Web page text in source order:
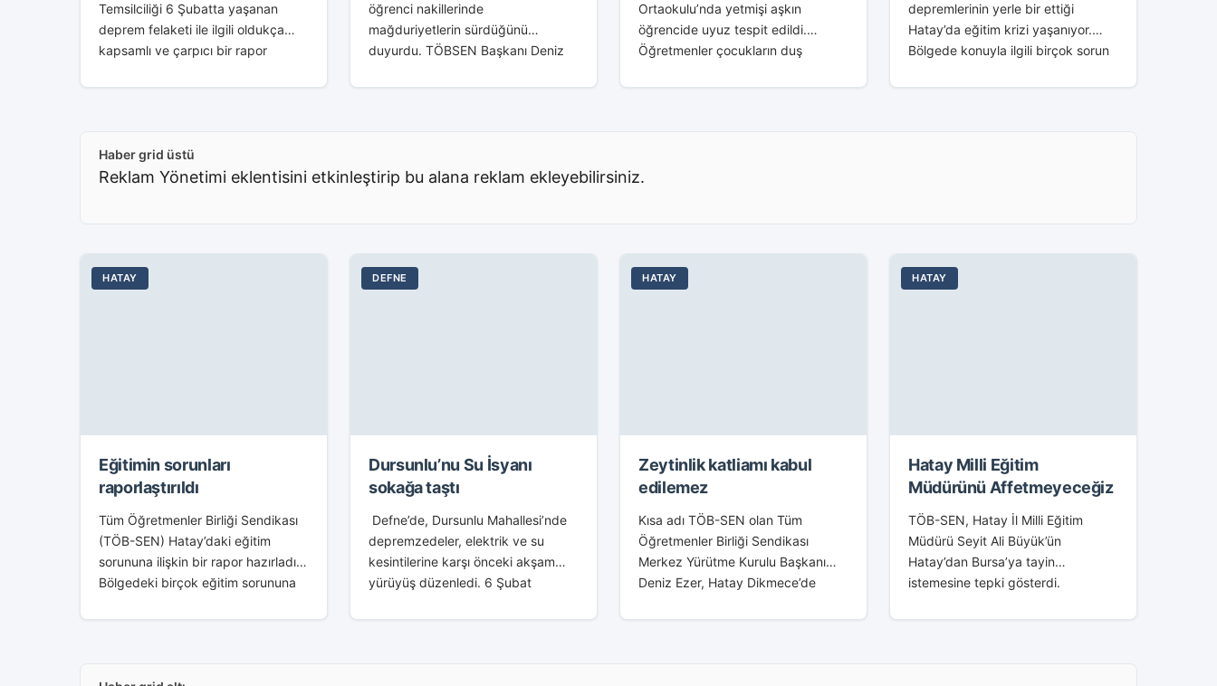
Temsilciliği 6 Şubatta yaşanan
deprem felaketi ile ilgili oldukça
kapsamlı ve çarpıcı bir rapor
Temsilcisi Av. Bülent Akbay
öğrenci nakillerinde
mağduriyetlerin sürdüğünü
duyurdu. TÖBSEN Başkanı Deniz
Depremden 9 ay geçmesine
düzelmeden bahsedilemeyeceğinin
Ortaokulu’nda yetmişi aşkın
öğrencide uyuz tespit edildi.
Öğretmenler çocukların duş
su akmadığını söyledi. Ovakent
Ortaokulu’nda okuyan yetmişi
depremlerinin yerle bir ettiği
Hatay’da eğitim krizi yaşanıyor.
Bölgede konuyla ilgili birçok sorun
eğitim gördüğü okullarda tadilat
gazetesinin ulaştığı görüntüler
Haber grid üstü
Reklam Yönetimi eklentisini etkinleştirip bu alana reklam ekleyebilirsiniz.
HATAY
Eğitimin sorunları
raporlaştırıldı
Tüm Öğretmenler Birliği Sendikası
(TÖB-SEN) Hatay’daki eğitim
sorununa ilişkin bir rapor hazırladı.
Bölgedeki birçok eğitim sorununa
öğretmenlerin barınma
aldı. Raporun konuyla ilgili...
DEFNE
Dursunlu’nu Su İsyanı
sokağa taştı
Defne’de, Dursunlu Mahallesi’nde
depremzedeler, elektrik ve su
kesintilerine karşı önceki akşam
yürüyüş düzenledi. 6 Şubat
sorununun çözülmediğini, sık sık
yaşandığını belirterek soruna...
HATAY
Zeytinlik katliamı kabul
edilemez
Kısa adı TÖB-SEN olan Tüm
Öğretmenler Birliği Sendikası
Merkez Yürütme Kurulu Başkanı
Deniz Ezer, Hatay Dikmece’de
katliamının kabul edilemeyeceğini
adına yaptığı...
HATAY
Hatay Milli Eğitim
Müdürünü Affetmeyeceğiz
TÖB-SEN, Hatay İl Milli Eğitim
Müdürü Seyit Ali Büyük’ün
Hatay’dan Bursa’ya tayin
istemesine tepki gösterdi.
Ali Büyük’ü asla affetmeyeceğiz’
Sendikası (TÖB-SEN), Hatay İl...